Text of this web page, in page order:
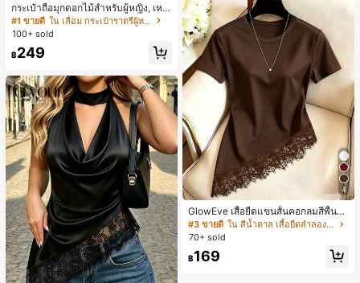
กระเป๋าถือมุกดอกไม้สำหรับผู้หญิง, เหม
าะสำหรับชุดราตรี, ชุดบอล, เครื่องประ
ดับงานแต่งงาน, กระเป๋าสตางค์สุภาพส
สุ่ม)
#1 ขายดี
ใน เลื่อม กระเป๋าราตรีผู้หญิง
100+ sold
฿249
4
GlowEve เสื้อยืดแขนสั้นคอกลมสีพื้นลำ
ลองอเนกประสงค์สำหรับผู้หญิง
#3 ขายดี
ใน สีน้ำตาล เสื้อยืดลำลองพื้นฐาน
70+ sold
฿169